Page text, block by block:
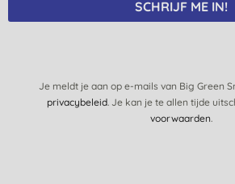
11-10-2023
5-10-2023
SCHRIJF ME IN!
Je meldt je aan op e-mails van Big Green
privacybeleid. Je kan je te allen tijde
voorwaarden.